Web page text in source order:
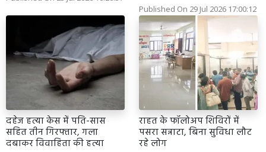
Published On 29 Jul 2026 17:00:12
दहेज हत्या केस में पति-सास
सहित तीन गिरफ्तार, गला
दबाकर विवाहिता की हत्या
राहत के फॉलोअप शिविरों में
पसरा सन्नाटा, बिना सुविधा लौट
रहे लोग